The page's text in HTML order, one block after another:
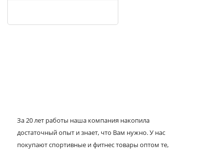
За 20 лет работы наша компания накопила
достаточный опыт и знает, что Вам нужно. У нас
покупают спортивные и фитнес товары оптом те,